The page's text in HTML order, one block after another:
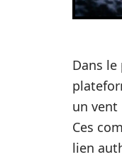
Dans
un vent
Ces
lien